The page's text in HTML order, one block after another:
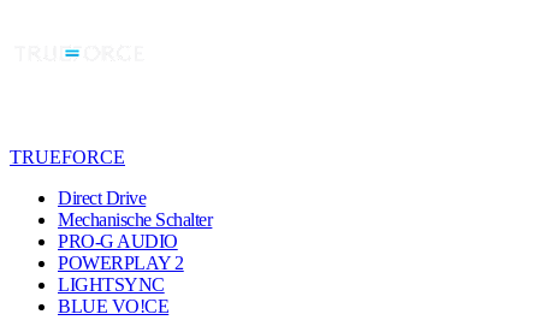
TRUEFORCE
Direct Drive
Mechanische Schalter
PRO-G AUDIO
POWERPLAY 2
LIGHTSYNC
BLUE VO!CE